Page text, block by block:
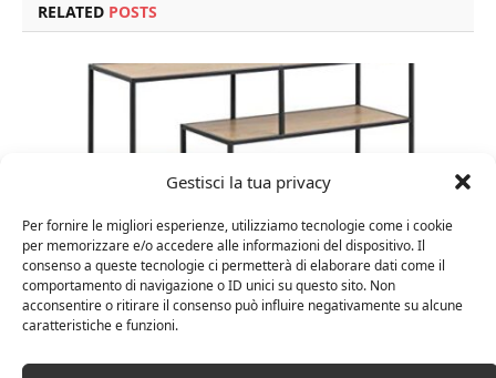
Gestisci la tua privacy
Per fornire le migliori esperienze, utilizziamo tecnologie come i cookie
per memorizzare e/o accedere alle informazioni del dispositivo. Il
consenso a queste tecnologie ci permetterà di elaborare dati come il
comportamento di navigazione o ID unici su questo sito. Non
acconsentire o ritirare il consenso può influire negativamente su alcune
caratteristiche e funzioni.
RELATED POSTS
Amazon Basics Martin – Libreria, 35 x 114 x 78 cm